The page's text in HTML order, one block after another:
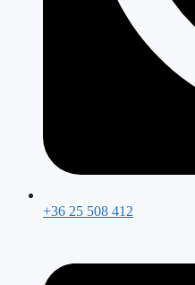
+36 25 508 412